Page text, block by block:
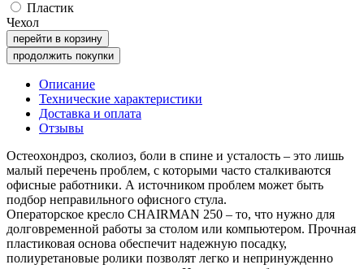
Пластик
Чехол
перейти в корзину
продолжить покупки
Описание
Технические характеристики
Доставка и оплата
Отзывы
Остеохондроз, сколиоз, боли в спине и усталость – это лишь
малый перечень проблем, с которыми часто сталкиваются
офисные работники. А источником проблем может быть
подбор неправильного офисного стула.
Операторское кресло CHAIRMAN 250 – то, что нужно для
долговременной работы за столом или компьютером. Прочная
пластиковая основа обеспечит надежную посадку,
полиуретановые ролики позволят легко и непринужденно